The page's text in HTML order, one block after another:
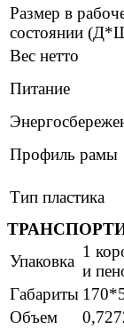
Размер в
состоянии
Вес нетто
Питание
Профиль рамы
Тип пластика
Упаковка
1
и
Габариты
Объем